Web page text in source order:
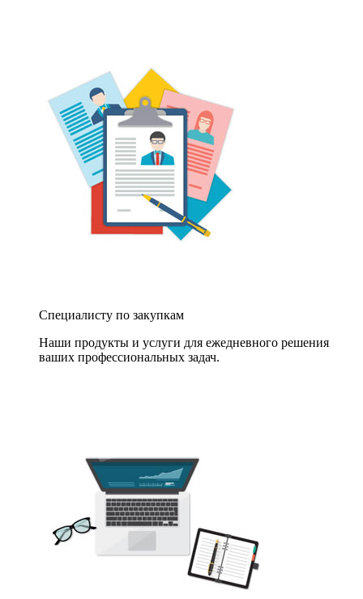
Специалисту по закупкам
Наши продукты и услуги для ежедневного решения
ваших профессиональных задач.